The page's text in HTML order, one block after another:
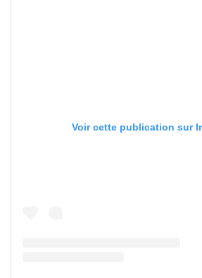
Voir cette publication sur